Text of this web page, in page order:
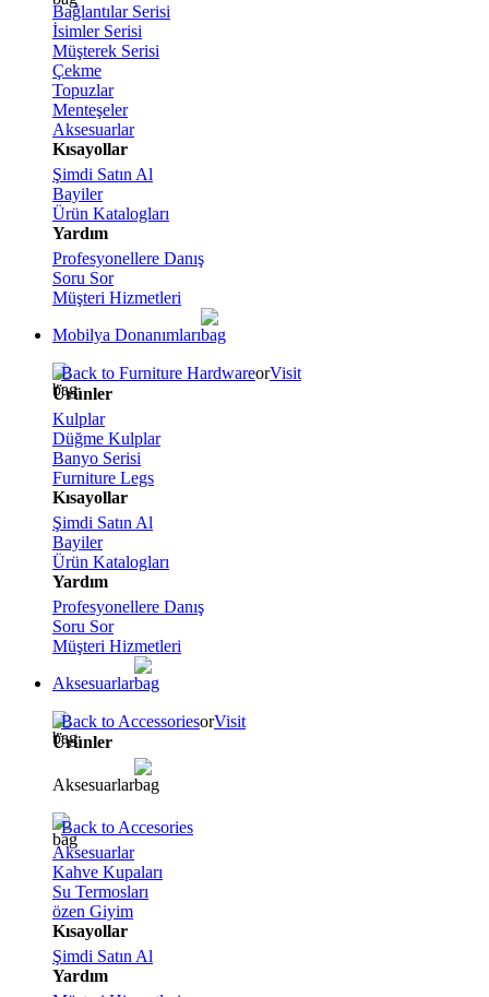
Bağlantılar Serisi
İsimler Serisi
Müşterek Serisi
Çekme
Topuzlar
Menteşeler
Aksesuarlar
Kısayollar
Şimdi Satın Al
Bayiler
Ürün Katalogları
Yardım
Profesyonellere Danış
Soru Sor
Müşteri Hizmetleri
Mobilya Donanımları
Back to Furniture HardwareorVisit
Ürünler
Kulplar
Düğme Kulplar
Banyo Serisi
Furniture Legs
Kısayollar
Şimdi Satın Al
Bayiler
Ürün Katalogları
Yardım
Profesyonellere Danış
Soru Sor
Müşteri Hizmetleri
Aksesuarlar
Back to AccessoriesorVisit
Ürünler
Aksesuarlar
Back to Accesories
Aksesuarlar
Kahve Kupaları
Su Termosları
özen Giyim
Kısayollar
Şimdi Satın Al
Yardım